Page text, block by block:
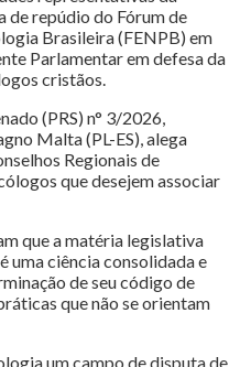
de repúdio do Fórum de
Brasileira (FENPB) em
Parlamentar em defesa da
cristãos.
(PRS) n° 3/2026,
Malta (PL-ES), alega
Regionais de
que desejem associar
que a matéria legislativa
uma ciência consolidada e
de seu código de
que não se orientam
um campo de disputa de